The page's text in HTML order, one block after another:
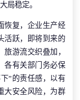
局稳定。
恢复，企业生产经
活跃，即将到来的
游流交织叠加，
各有关部门务必保
”的责任感，以有
大安全风险，为群